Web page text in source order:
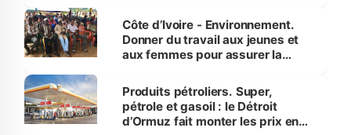
Côte d’Ivoire - Environnement.
Donner du travail aux jeunes et
aux femmes pour assurer la
menacées
Produits pétroliers. Super,
pétrole et gasoil : le Détroit
d’Ormuz fait monter les prix en